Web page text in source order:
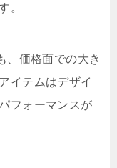
。
、価格面での大き
イテムはデザイ
フォーマンスが